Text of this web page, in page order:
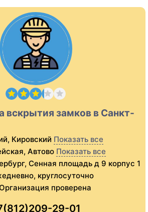
вскрытия замков в Санкт-
Кировский Показать все
Автово Показать все
Сенная площадь д 9 корпус 1
круглосуточно
проверена
29-01